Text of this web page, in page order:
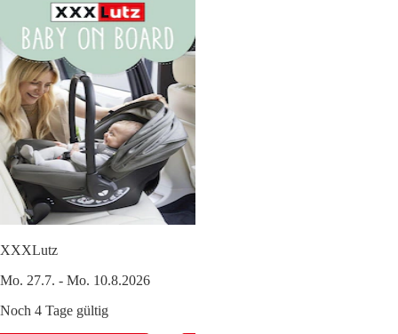
XXXLutz
Mo. 27.7. - Mo. 10.8.2026
Noch 4 Tage gültig